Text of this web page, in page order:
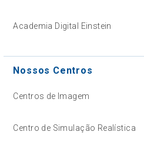
Academia Digital Einstein
Nossos Centros
Centros de Imagem
Centro de Simulação Realística